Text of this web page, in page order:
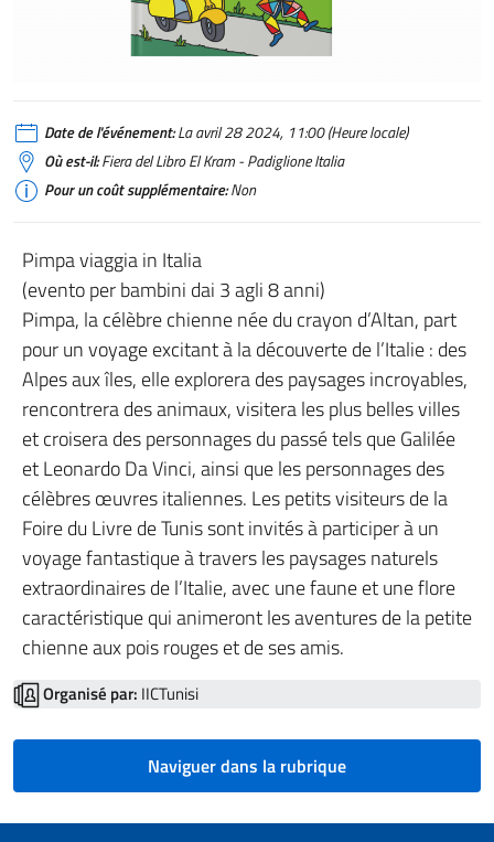
Date de l'événement:La avril 28 2024, 11:00 (Heure locale)
Où est-il:Fiera del Libro El Kram - Padiglione Italia
Pour un coût supplémentaire:Non
Pimpa viaggia in Italia
(evento per bambini dai 3 agli 8 anni)
Pimpa, la célèbre chienne née du crayon d’Altan, part
pour un voyage excitant à la découverte de l’Italie : des
Alpes aux îles, elle explorera des paysages incroyables,
rencontrera des animaux, visitera les plus belles villes
et croisera des personnages du passé tels que Galilée
et Leonardo Da Vinci, ainsi que les personnages des
célèbres œuvres italiennes. Les petits visiteurs de la
Foire du Livre de Tunis sont invités à participer à un
voyage fantastique à travers les paysages naturels
extraordinaires de l’Italie, avec une faune et une flore
caractéristique qui animeront les aventures de la petite
chienne aux pois rouges et de ses amis.
Organisé par: IICTunisi
Naviguer dans la rubrique